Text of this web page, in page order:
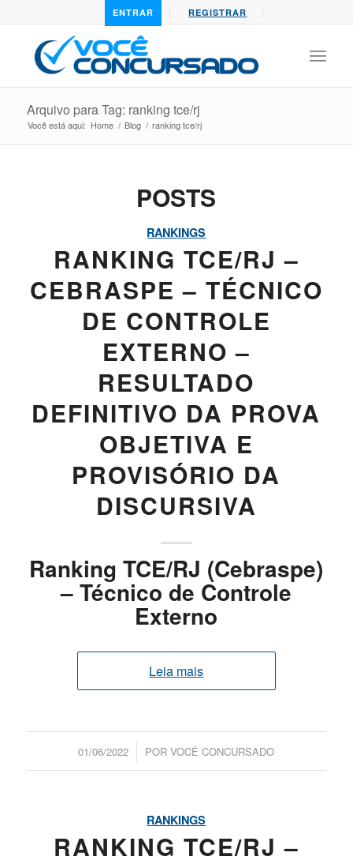
ENTRAR REGISTRAR
Arquivo para Tag: ranking tce/rj
Você está aqui: Home / Blog / ranking tce/rj
POSTS
RANKINGS
RANKING TCE/RJ –
CEBRASPE – TÉCNICO
DE CONTROLE
EXTERNO –
RESULTADO
DEFINITIVO DA PROVA
OBJETIVA E
PROVISÓRIO DA
DISCURSIVA
Ranking TCE/RJ (Cebraspe)
– Técnico de Controle
Externo
Leia mais
01/06/2022
/ PORVOCÊ CONCURSADO
RANKINGS
RANKING TCE/RJ –